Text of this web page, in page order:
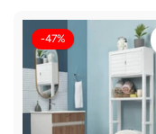
-47%